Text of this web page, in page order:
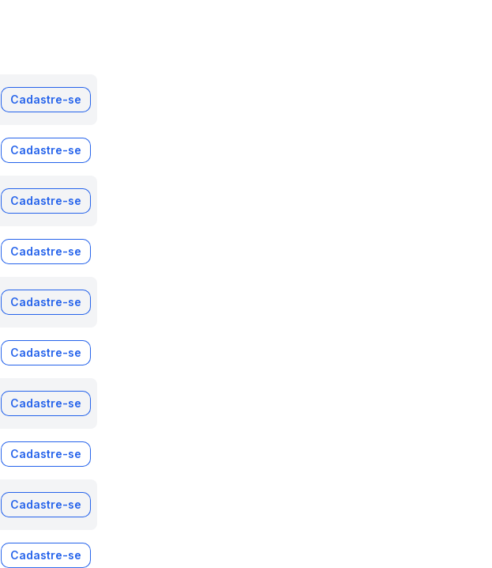
Cadastre-se
Cadastre-se
Cadastre-se
Cadastre-se
Cadastre-se
Cadastre-se
Cadastre-se
Cadastre-se
Cadastre-se
Cadastre-se